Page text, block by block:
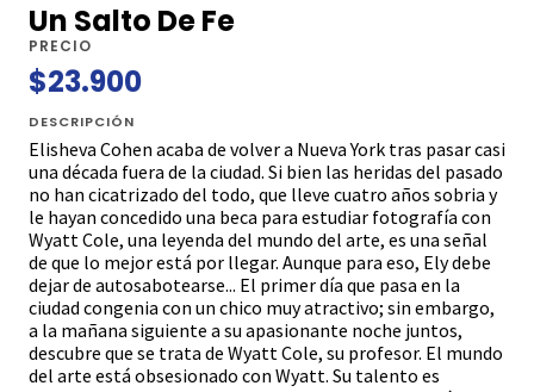
Un Salto De Fe
PRECIO
$23.900
DESCRIPCIÓN
Elisheva Cohen acaba de volver a Nueva York tras pasar casi
una década fuera de la ciudad. Si bien las heridas del pasado
no han cicatrizado del todo, que lleve cuatro años sobria y
le hayan concedido una beca para estudiar fotografía con
Wyatt Cole, una leyenda del mundo del arte, es una señal
de que lo mejor está por llegar. Aunque para eso, Ely debe
dejar de autosabotearse... El primer día que pasa en la
ciudad congenia con un chico muy atractivo; sin embargo,
a la mañana siguiente a su apasionante noche juntos,
descubre que se trata de Wyatt Cole, su profesor. El mundo
del arte está obsesionado con Wyatt. Su talento es